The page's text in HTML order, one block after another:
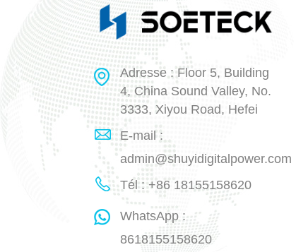
Adresse : Floor 5, Building
4, China Sound Valley, No.
3333, Xiyou Road, Hefei
E-mail :
admin@shuyidigitalpower.com
Tél : +86 18155158620
WhatsApp :
8618155158620